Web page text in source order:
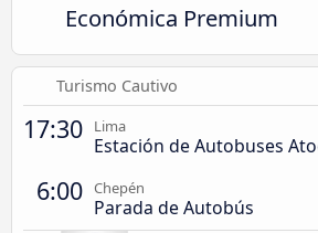
Económica Premium
Turismo Cautivo
17:30 Lima
Estación de Autobuses
6:00 Chepén
Parada de Autobús